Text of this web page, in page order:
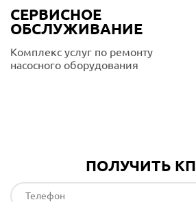
СЕРВИСНОЕ
ОБСЛУЖИВАНИЕ
Комплекс услуг по ремонту
насосного оборудования
ПОЛУЧИТЬ КП